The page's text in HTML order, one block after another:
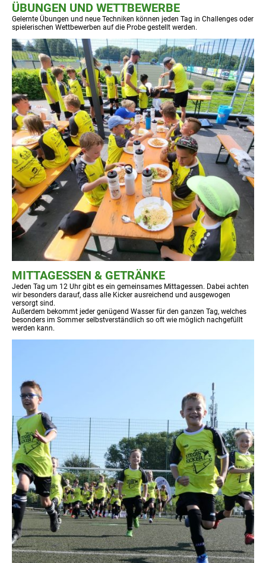
ÜBUNGEN UND WETTBEWERBE
Gelernte Übungen und neue Techniken können jeden Tag in Challenges oder
spielerischen Wettbewerben auf die Probe gestellt werden.
MITTAGESSEN & GETRÄNKE
Jeden Tag um 12 Uhr gibt es ein gemeinsames Mittagessen. Dabei achten
wir besonders darauf, dass alle Kicker ausreichend und ausgewogen
versorgt sind.
Außerdem bekommt jeder genügend Wasser für den ganzen Tag, welches
besonders im Sommer selbstverständlich so oft wie möglich nachgefüllt
werden kann.